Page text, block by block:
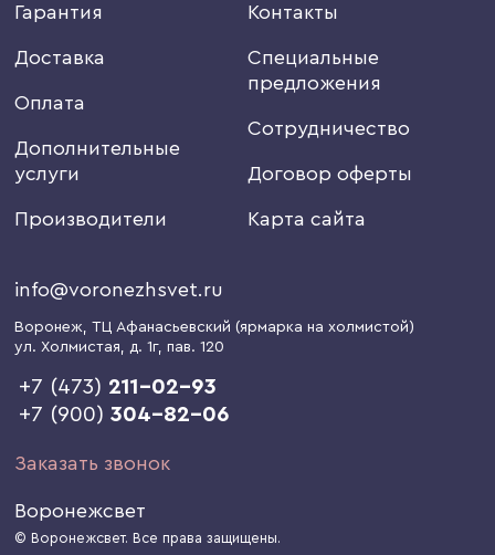
Гарантия
Доставка
Оплата
Дополнительные
услуги
Производители
Контакты
Специальные
предложения
Сотрудничество
Договор оферты
Карта сайта
info@voronezhsvet.ru
Воронеж, ТЦ Афанасьевский (ярмарка на холмистой)
ул. Холмистая, д. 1г, пав. 120
+7 (473) 211-02-93
+7 (900)304-82-06
Заказать звонок
Воронежсвет
© Воронежсвет. Все права защищены.